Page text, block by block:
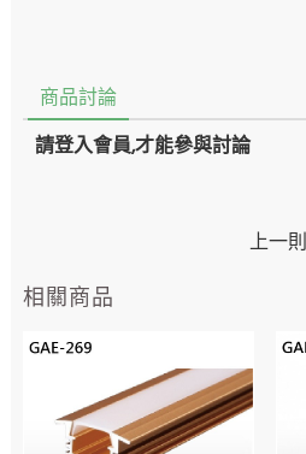
商品討論
請登入會員,才能參與討論
上一則
相關商品